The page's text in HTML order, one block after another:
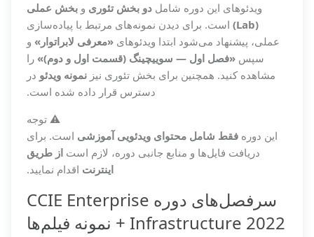
ویدئوهای این دوره شاملدو بخش تئوری وبخش عملی
(Lab)
است. برای دیدن نمونه‌های مرتبط با پیاده‌سازی
عملی، پیشنهاد می‌شود ابتدا ویدئوهای«معرفی لابراتوار» و
سپس«فصل اول — سوییچینگ (قسمت اول و دوم)» را
مشاهده کنید. همچنین برای بخش تئوری نیزنمونه ویدئو در
دسترس قرار داده شده است.
⚠️ توجه
این دورهفقط شامل محتوای ویدئویی آموزشی است. برای
دریافت فایل‌ها و منابع جانبی دوره، لازم استاز طریق
اینترنت اقدام نمایید.
سرفصل‌های دوره CCIE Enterprise
Infrastructure 2022 + نمونه فیلم‌ها